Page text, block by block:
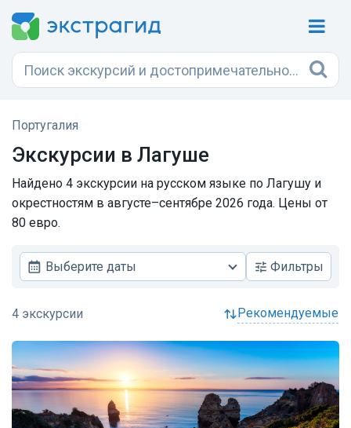
Португалия
Экскурсии в Лагуше
Найдено 4 экскурсии на русском языке по Лагушу и
окрестностям в августе–сентябре 2026 года. Цены от
80 евро.
Выберите даты Фильтры
рекомендуемые